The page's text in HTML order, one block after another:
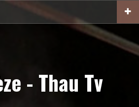
- Thau Tv